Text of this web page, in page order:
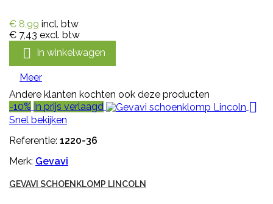
€ 8,99 incl. btw
€ 7,43 excl. btw
 In winkelwagen
Meer
Andere klanten kochten ook deze producten
-10% In prijs verlaagd 
Snel bekijken
Referentie: 1220-36
Merk: Gevavi
GEVAVI SCHOENKLOMP LINCOLN